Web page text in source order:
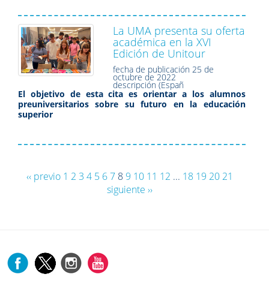
La UMA presenta su oferta
académica en la XVI
Edición de Unitour
fecha de publicación 25 de
octubre de 2022
descripción (Españ
El objetivo de esta cita es orientar a los alumnos
preuniversitarios sobre su futuro en la educación
superior
‹‹ previo 1 2 3 4 5 67 8 9 10 11 12 ... 18 19 20 21
siguiente ››